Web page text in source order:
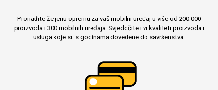
Pronađite željenu opremu za vaš mobilni uređaj u više od 200.000
proizvoda i 300 mobilnih uređaja. Svjedočite i vi kvaliteti proizvoda i
usluga koje su s godinama dovedene do savršenstva.